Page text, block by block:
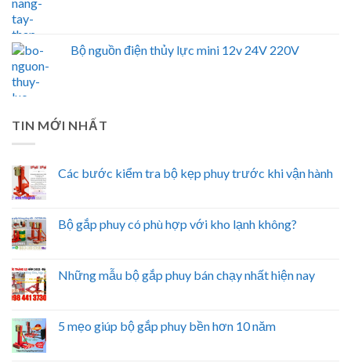
Bộ nguồn điện thủy lực mini 12v 24V 220V
TIN MỚI NHẤT
Các bước kiểm tra bộ kẹp phuy trước khi vận hành
Bộ gắp phuy có phù hợp với kho lạnh không?
Những mẫu bộ gắp phuy bán chạy nhất hiện nay
5 mẹo giúp bộ gắp phuy bền hơn 10 năm